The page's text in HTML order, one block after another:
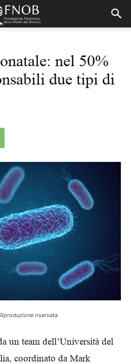
nel 50%
due tipi di
riservata
un team dell’Università del
coordinato da Mark